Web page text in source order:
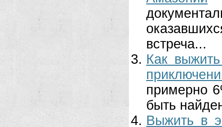
встреча...
Как
примерно
быть
Выжить в